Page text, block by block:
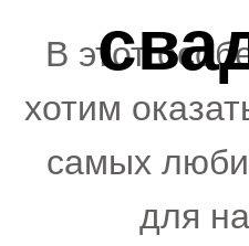
В этот
хотим
самых
для